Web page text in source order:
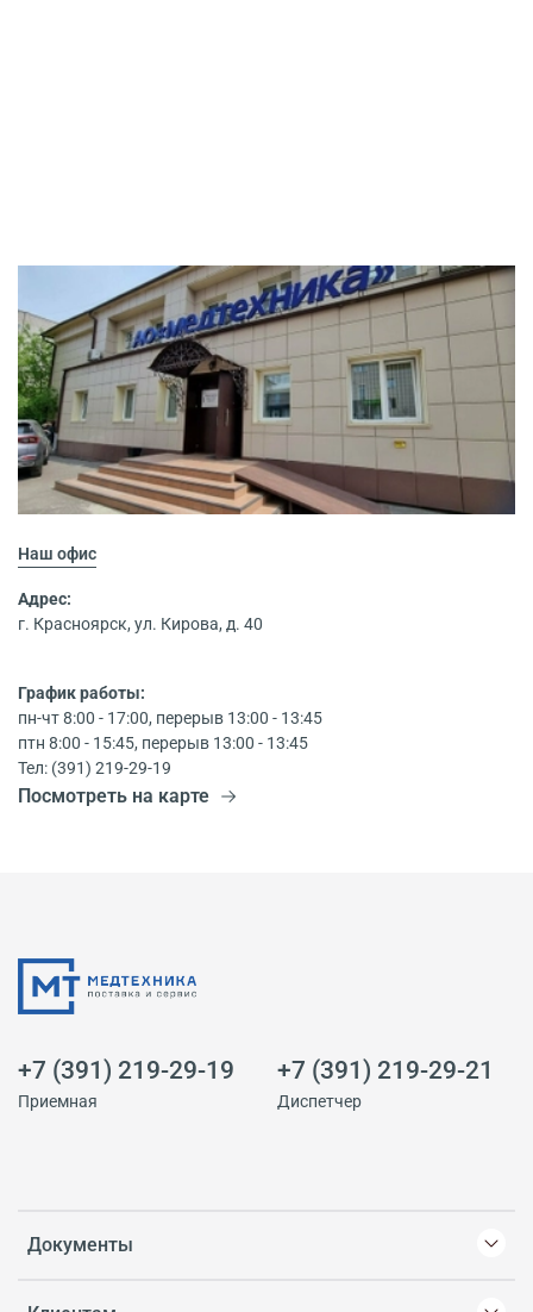
Наш офис
Адрес:
г. Красноярск, ул. Кирова, д. 40
График работы:
пн-чт 8:00 - 17:00, перерыв 13:00 - 13:45
птн 8:00 - 15:45, перерыв 13:00 - 13:45
Тел: (391) 219-29-19
Посмотреть на карте
Документы
+7 (391) 219-29-19
Приемная
+7 (391) 219-29-21
Диспетчер